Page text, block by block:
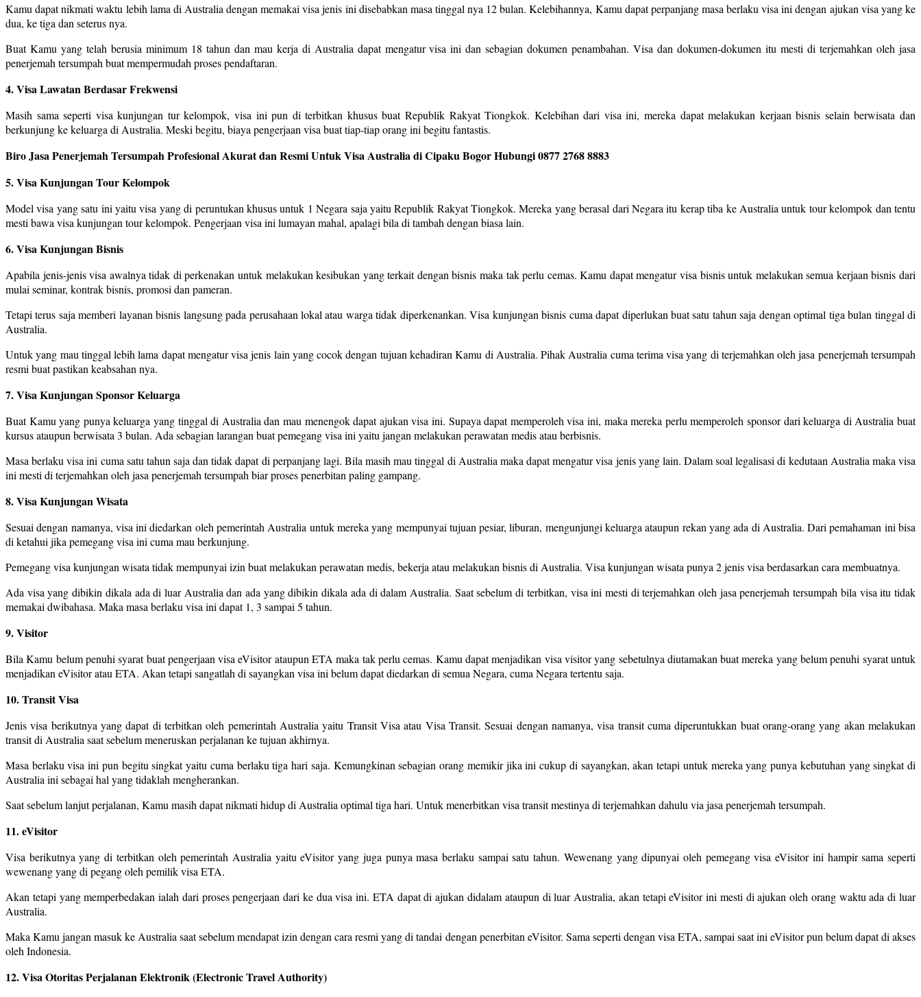
Kamu dapat nikmati waktu lebih lama di Australia dengan memakai visa jenis ini disebabkan masa tinggal nya 12 bulan. Kelebihannya, Kamu dapat perpanjang masa berlaku visa ini dengan ajukan visa yang ke
dua, ke tiga dan seterus nya.
Buat Kamu yang telah berusia minimum 18 tahun dan mau kerja di Australia dapat mengatur visa ini dan sebagian dokumen penambahan. Visa dan dokumen-dokumen itu mesti di terjemahkan oleh jasa
penerjemah tersumpah buat mempermudah proses pendaftaran.
4. Visa Lawatan Berdasar Frekwensi
Masih sama seperti visa kunjungan tur kelompok, visa ini pun di terbitkan khusus buat Republik Rakyat Tiongkok. Kelebihan dari visa ini, mereka dapat melakukan kerjaan bisnis selain berwisata dan
berkunjung ke keluarga di Australia. Meski begitu, biaya pengerjaan visa buat tiap-tiap orang ini begitu fantastis.
Biro Jasa Penerjemah Tersumpah Profesional Akurat dan Resmi Untuk Visa Australia di Cipaku Bogor Hubungi 0877 2768 8883
5. Visa Kunjungan Tour Kelompok
Model visa yang satu ini yaitu visa yang di peruntukan khusus untuk 1 Negara saja yaitu Republik Rakyat Tiongkok. Mereka yang berasal dari Negara itu kerap tiba ke Australia untuk tour kelompok dan tentu
mesti bawa visa kunjungan tour kelompok. Pengerjaan visa ini lumayan mahal, apalagi bila di tambah dengan biasa lain.
6. Visa Kunjungan Bisnis
Apabila jenis-jenis visa awalnya tidak di perkenakan untuk melakukan kesibukan yang terkait dengan bisnis maka tak perlu cemas. Kamu dapat mengatur visa bisnis untuk melakukan semua kerjaan bisnis dari
mulai seminar, kontrak bisnis, promosi dan pameran.
Tetapi terus saja memberi layanan bisnis langsung pada perusahaan lokal atau warga tidak diperkenankan. Visa kunjungan bisnis cuma dapat diperlukan buat satu tahun saja dengan optimal tiga bulan tinggal di
Australia.
Untuk yang mau tinggal lebih lama dapat mengatur visa jenis lain yang cocok dengan tujuan kehadiran Kamu di Australia. Pihak Australia cuma terima visa yang di terjemahkan oleh jasa penerjemah tersumpah
resmi buat pastikan keabsahan nya.
7. Visa Kunjungan Sponsor Keluarga
Buat Kamu yang punya keluarga yang tinggal di Australia dan mau menengok dapat ajukan visa ini. Supaya dapat memperoleh visa ini, maka mereka perlu memperoleh sponsor dari keluarga di Australia buat
kursus ataupun berwisata 3 bulan. Ada sebagian larangan buat pemegang visa ini yaitu jangan melakukan perawatan medis atau berbisnis.
Masa berlaku visa ini cuma satu tahun saja dan tidak dapat di perpanjang lagi. Bila masih mau tinggal di Australia maka dapat mengatur visa jenis yang lain. Dalam soal legalisasi di kedutaan Australia maka visa
ini mesti di terjemahkan oleh jasa penerjemah tersumpah biar proses penerbitan paling gampang.
8. Visa Kunjungan Wisata
Sesuai dengan namanya, visa ini diedarkan oleh pemerintah Australia untuk mereka yang mempunyai tujuan pesiar, liburan, mengunjungi keluarga ataupun rekan yang ada di Australia. Dari pemahaman ini bisa
di ketahui jika pemegang visa ini cuma mau berkunjung.
Pemegang visa kunjungan wisata tidak mempunyai izin buat melakukan perawatan medis, bekerja atau melakukan bisnis di Australia. Visa kunjungan wisata punya 2 jenis visa berdasarkan cara membuatnya.
Ada visa yang dibikin dikala ada di luar Australia dan ada yang dibikin dikala ada di dalam Australia. Saat sebelum di terbitkan, visa ini mesti di terjemahkan oleh jasa penerjemah tersumpah bila visa itu tidak
memakai dwibahasa. Maka masa berlaku visa ini dapat 1, 3 sampai 5 tahun.
9. Visitor
Bila Kamu belum penuhi syarat buat pengerjaan visa eVisitor ataupun ETA maka tak perlu cemas. Kamu dapat menjadikan visa visitor yang sebetulnya diutamakan buat mereka yang belum penuhi syarat untuk
menjadikan eVisitor atau ETA. Akan tetapi sangatlah di sayangkan visa ini belum dapat diedarkan di semua Negara, cuma Negara tertentu saja.
10. Transit Visa
Jenis visa berikutnya yang dapat di terbitkan oleh pemerintah Australia yaitu Transit Visa atau Visa Transit. Sesuai dengan namanya, visa transit cuma diperuntukkan buat orang-orang yang akan melakukan
transit di Australia saat sebelum meneruskan perjalanan ke tujuan akhirnya.
Masa berlaku visa ini pun begitu singkat yaitu cuma berlaku tiga hari saja. Kemungkinan sebagian orang memikir jika ini cukup di sayangkan, akan tetapi untuk mereka yang punya kebutuhan yang singkat di
Australia ini sebagai hal yang tidaklah mengherankan.
Saat sebelum lanjut perjalanan, Kamu masih dapat nikmati hidup di Australia optimal tiga hari. Untuk menerbitkan visa transit mestinya di terjemahkan dahulu via jasa penerjemah tersumpah.
11. eVisitor
Visa berikutnya yang di terbitkan oleh pemerintah Australia yaitu eVisitor yang juga punya masa berlaku sampai satu tahun. Wewenang yang dipunyai oleh pemegang visa eVisitor ini hampir sama seperti
wewenang yang di pegang oleh pemilik visa ETA.
Akan tetapi yang memperbedakan ialah dari proses pengerjaan dari ke dua visa ini. ETA dapat di ajukan didalam ataupun di luar Australia, akan tetapi eVisitor ini mesti di ajukan oleh orang waktu ada di luar
Australia.
Maka Kamu jangan masuk ke Australia saat sebelum mendapat izin dengan cara resmi yang di tandai dengan penerbitan eVisitor. Sama seperti dengan visa ETA, sampai saat ini eVisitor pun belum dapat di akses
oleh Indonesia.
12. Visa Otoritas Perjalanan Elektronik (Electronic Travel Authority)